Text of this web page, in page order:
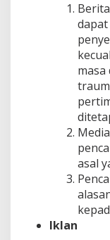
masa
asal
Iklan